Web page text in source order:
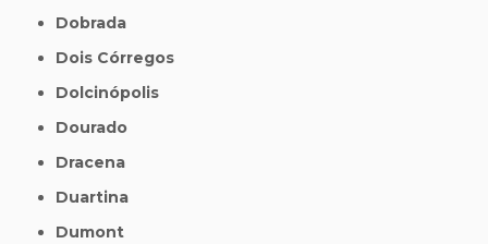
Dobrada
Dois Córregos
Dolcinópolis
Dourado
Dracena
Duartina
Dumont